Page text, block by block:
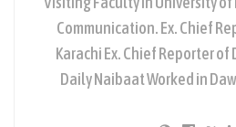
Communication. Ex. Chief
Karachi Ex. Chief Reporter of
Daily Naibaat Worked in